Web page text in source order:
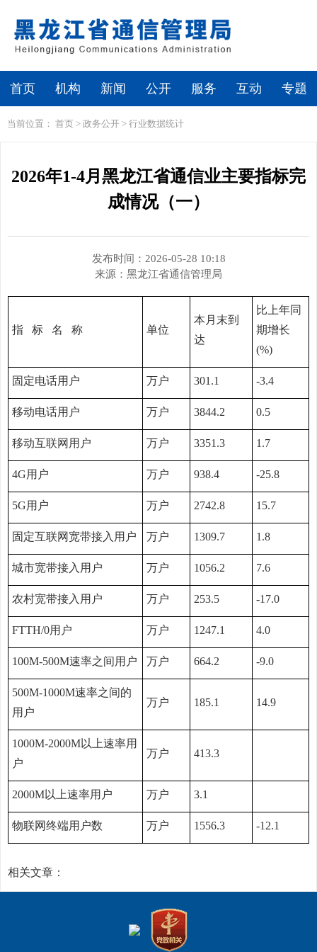
首页 机构 新闻 公开 服务 互动 专题
当前位置： 首页 > 政务公开 > 行业数据统计
2026年1-4月黑龙江省通信业主要指标完
成情况（一）
发布时间：2026-05-28 10:18
来源： 黑龙江省通信管理局
指 标 名 称 单位
本月末到
达
比上年同
期增长
(%)
固定电话用户 万户 301.1 -3.4
移动电话用户 万户 3844.2 0.5
移动互联网用户 万户 3351.3 1.7
4G用户 万户 938.4 -25.8
5G用户 万户 2742.8 15.7
固定互联网宽带接入用户 万户 1309.7 1.8
城市宽带接入用户 万户 1056.2 7.6
农村宽带接入用户 万户 253.5 -17.0
FTTH/0用户 万户 1247.1 4.0
100M-500M速率之间用户 万户 664.2 -9.0
500M-1000M速率之间的
用户
万户 185.1 14.9
1000M-2000M以上速率用
户
万户 413.3
2000M以上速率用户 万户 3.1
物联网终端用户数 万户 1556.3 -12.1
相关文章：